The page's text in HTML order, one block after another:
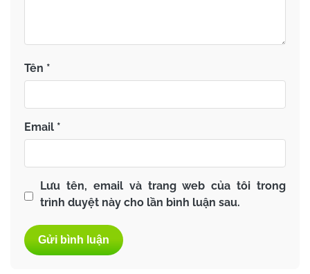
Tên *
Email *
Lưu tên, email và trang web của tôi trong
trình duyệt này cho lần bình luận sau.